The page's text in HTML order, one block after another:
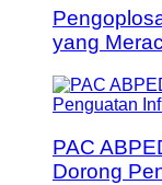
yang
PAC
Dorong